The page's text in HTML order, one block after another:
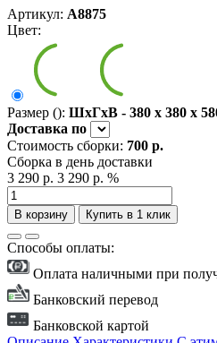
Артикул: А8875
Цвет:
Размер (): ШxГxВ - 380 x 380 x
Доставка по
Стоимость сборки: 700 р.
Сборка в день доставки
3 290 р. 3 290 р. %
В корзину Купить в 1 клик
Способы оплаты:
Оплата наличными при
Банковский перевод
Банковской картой